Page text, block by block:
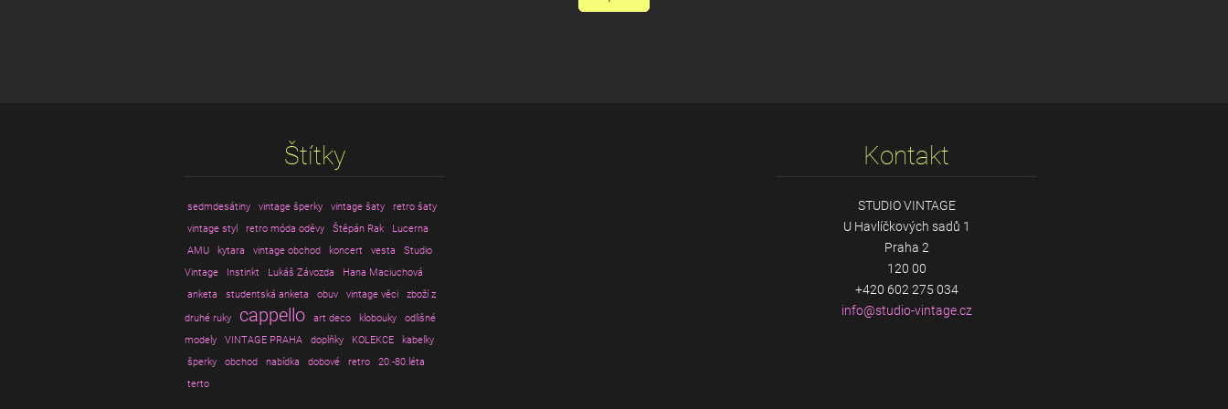
Štítky
sedmdesátiny vintage šperky vintage šaty
retro šaty
vintage styl
retro móda oděvy Štěpán Rak
Lucerna
AMU
kytara vintage obchod koncert vesta
Studio
Vintage
Instinkt Lukáš Závozda
Hana Maciuchová
anketa
studentská anketa obuv vintage věci
zboží z
druhé ruky
cappello art deco klobouky
odlišné
modely
VINTAGE PRAHA doplňky KOLEKCE
kabelky
šperky
obchod nabídka dobové retro
20.-80.léta
terto
Kontakt
STUDIO VINTAGE
U Havlíčkových sadů 1
Praha 2
120 00
+420 602 275 034
info@studio-vintage.cz